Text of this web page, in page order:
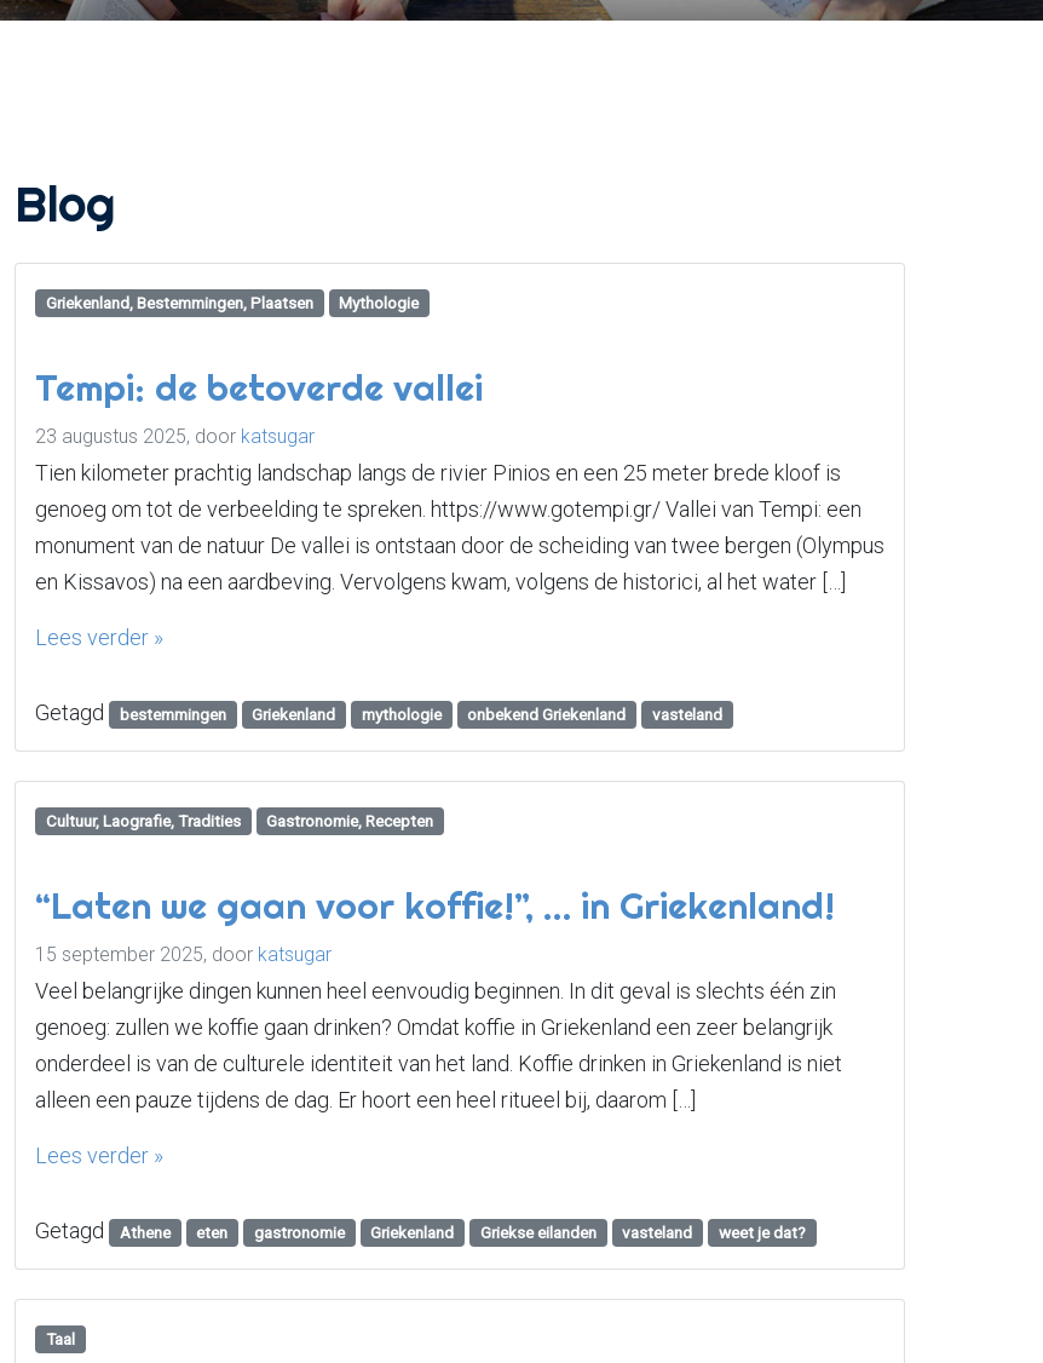
Blog
Griekenland, Bestemmingen, Plaatsen Mythologie
Tempi: de betoverde vallei
23 augustus 2025, door katsugar
Tien kilometer prachtig landschap langs de rivier Pinios en een 25 meter brede kloof is
genoeg om tot de verbeelding te spreken. https://www.gotempi.gr/ Vallei van Tempi: een
monument van de natuur De vallei is ontstaan door de scheiding van twee bergen (Olympus
en Kissavos) na een aardbeving. Vervolgens kwam, volgens de historici, al het water […]
Lees verder »
Getagd bestemmingen Griekenland mythologie onbekend Griekenland vasteland
Cultuur, Laografie, Tradities Gastronomie, Recepten
“Laten we gaan voor koffie!”, … in Griekenland!
15 september 2025, door katsugar
Veel belangrijke dingen kunnen heel eenvoudig beginnen. In dit geval is slechts één zin
genoeg: zullen we koffie gaan drinken? Omdat koffie in Griekenland een zeer belangrijk
onderdeel is van de culturele identiteit van het land. Koffie drinken in Griekenland is niet
alleen een pauze tijdens de dag. Er hoort een heel ritueel bij, daarom […]
Lees verder »
Getagd Athene eten gastronomie Griekenland Griekse eilanden vasteland weet je dat?
Taal